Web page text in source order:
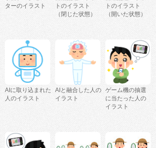
ターのイラスト
トのイラスト
（閉じた状態）
トのイラスト
（開いた状態）
AIに取り込まれた
人のイラスト
AIと融合した人の
イラスト
ゲーム機の抽選
に当たった人の
イラスト